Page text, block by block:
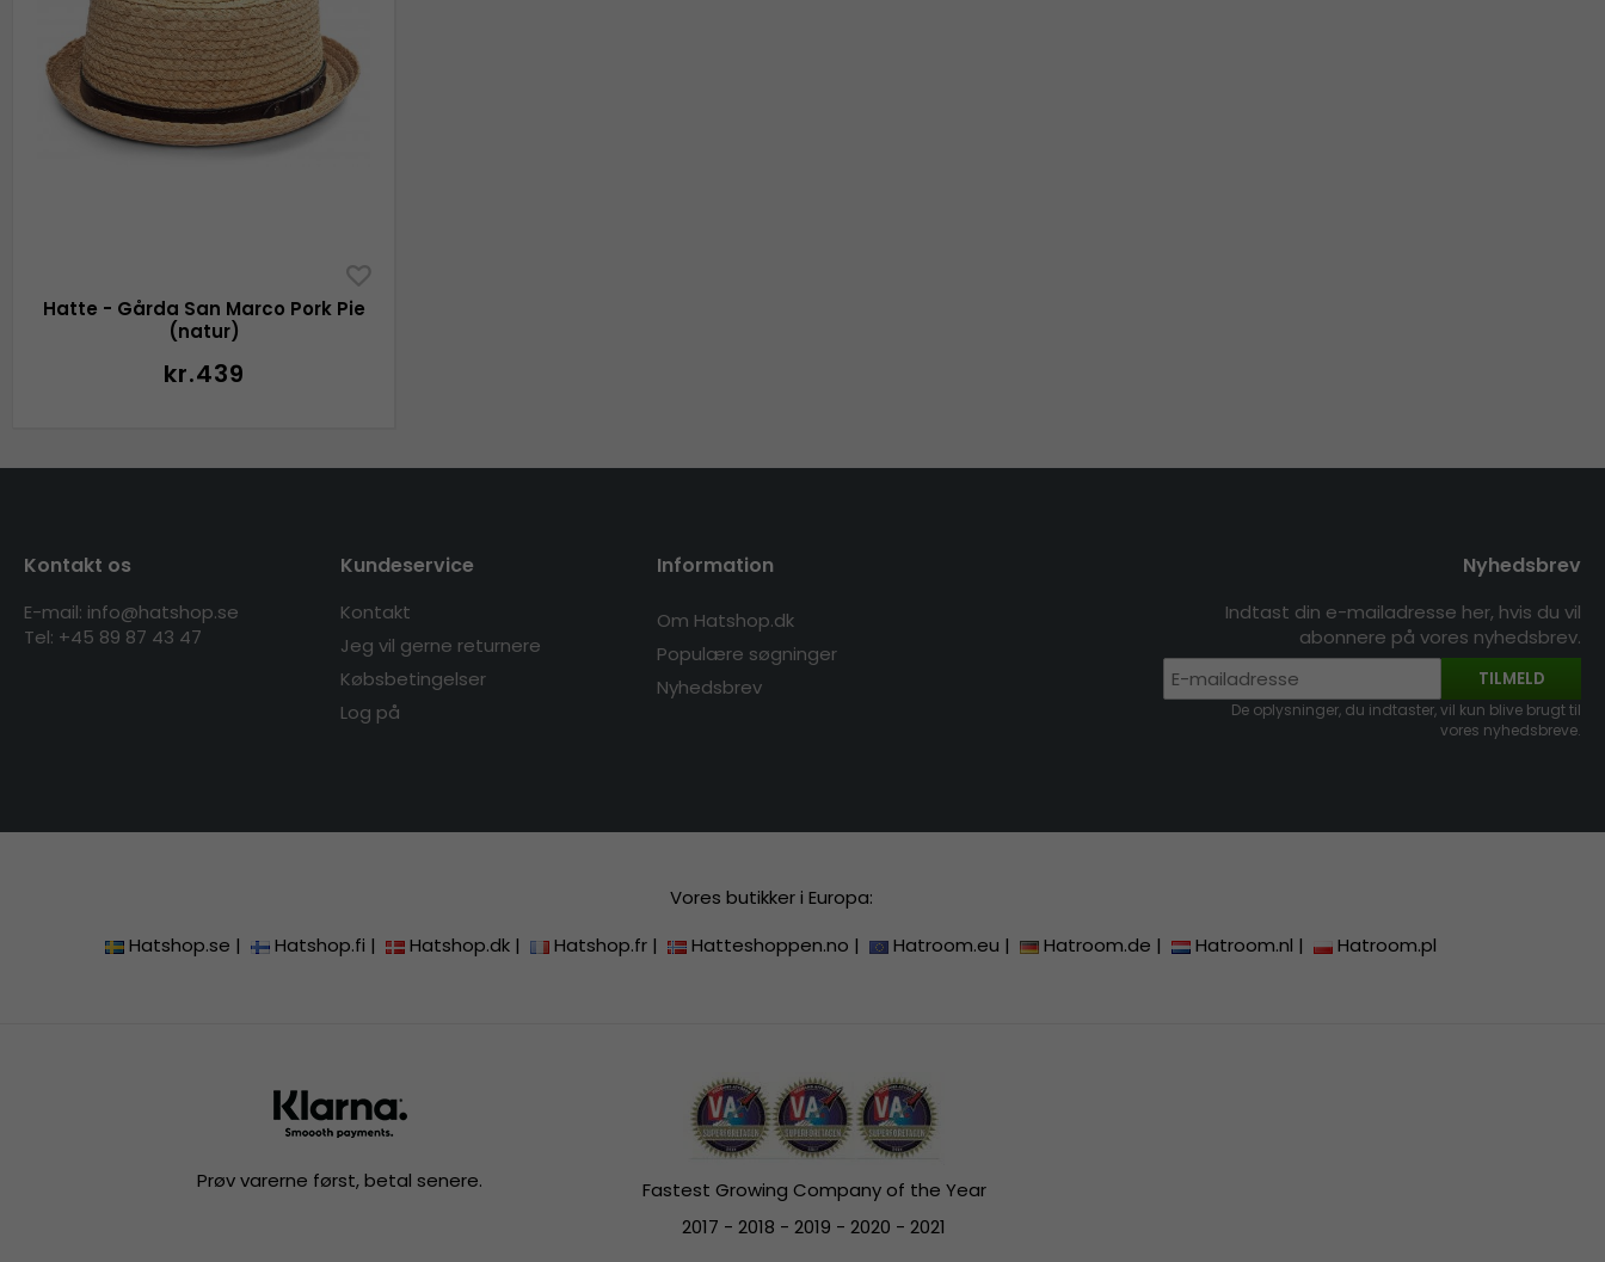
Hatte - Gårda San Marco Pork Pie
(natur)
kr.439
Kontakt os
E-mail: info@hatshop.se
Tel: +45 89 87 43 47
Kundeservice
Kontakt
Jeg vil gerne returnere
Købsbetingelser
Log på
Information
Om Hatshop.dk
Populære søgninger
Nyhedsbrev
Nyhedsbrev
Indtast din e-mailadresse her, hvis du vil
abonnere på vores nyhedsbrev.
TILMELD
De oplysninger, du indtaster, vil kun blive brugt til
vores nyhedsbreve.
Vores butikker i Europa:
Hatshop.se | Hatshop.fi | Hatshop.dk | Hatshop.fr | Hatteshoppen.no | Hatroom.eu | Hatroom.de | Hatroom.nl | Hatroom.pl
Prøv varerne først, betal senere.
Fastest Growing Company of the Year
2017 - 2018 - 2019 - 2020 - 2021